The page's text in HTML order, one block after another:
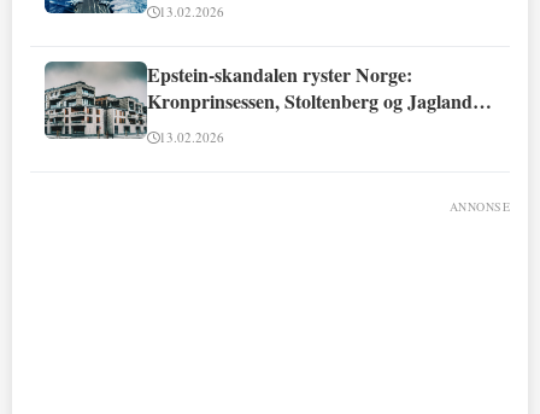
13.02.2026
Epstein-skandalen ryster Norge:
Kronprinsessen, Stoltenberg og Jagland
involvert
13.02.2026
ANNONSE